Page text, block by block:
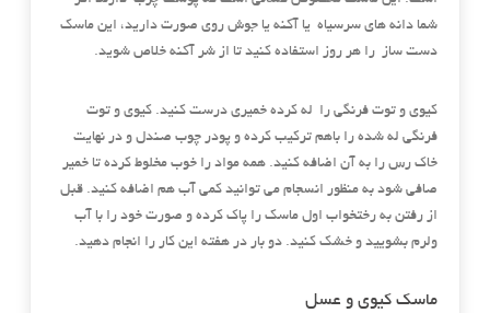
شما دانه های سرسیاه یا آکنه یا جوش روی صورت دارید، این ماسک
دست ساز را هر روز استفاده کنید تا از شر آکنه خلاص شوید.
کیوی و توت فرنگی را له کرده خمیری درست کنید. کیوی و توت
فرنگی له شده را باهم ترکیب کرده و پودر چوب صندل و در نهایت
خاک رس را به آن اضافه کنید. همه مواد را خوب مخلوط کرده تا خمیر
صافی شود به منظور انسجام می توانید کمی آب هم اضافه کنید. قبل
از رفتن به رختخواب اول ماسک را پاک کرده و صورت خود را با آب
ولرم بشویید و خشک کنید. دو بار در هفته این کار را انجام دهید.
ماسک کیوی و عسل